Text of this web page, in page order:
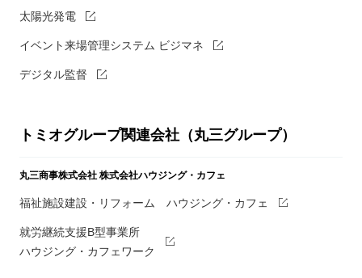
太陽光発電
イベント来場管理システム ビジマネ
デジタル監督
トミオグループ関連会社（丸三グループ）
丸三商事株式会社 株式会社ハウジング・カフェ
福祉施設建設・リフォーム ハウジング・カフェ
就労継続支援B型事業所
ハウジング・カフェワーク